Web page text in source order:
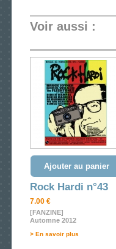
Voir aussi :
Ajouter au panier
Rock Hardi n°43
7.00 €
[FANZINE]
Automne 2012
> En savoir plus